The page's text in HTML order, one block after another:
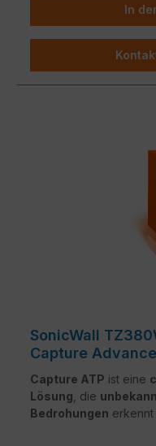
In
SonicWall
Capture
Capture ATP ist eine
Lösung , die
Bedrohungen